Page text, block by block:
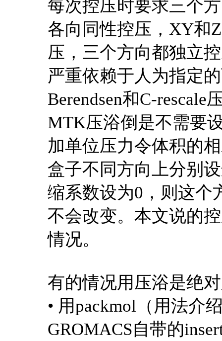
每次控压时要求三个
各向同性控压，XY和
压，三个方向都独立
严重依赖于人为指定
Berendsen和C-rescale
MTK压浴倒是不需要
加单位压力令体积的
盒子不同方向上分别
缩系数设为0，则这个
不会改变。本文说的
情况。
有的情况用压浴是绝
• 用packmol（用法介
GROMACS自带的